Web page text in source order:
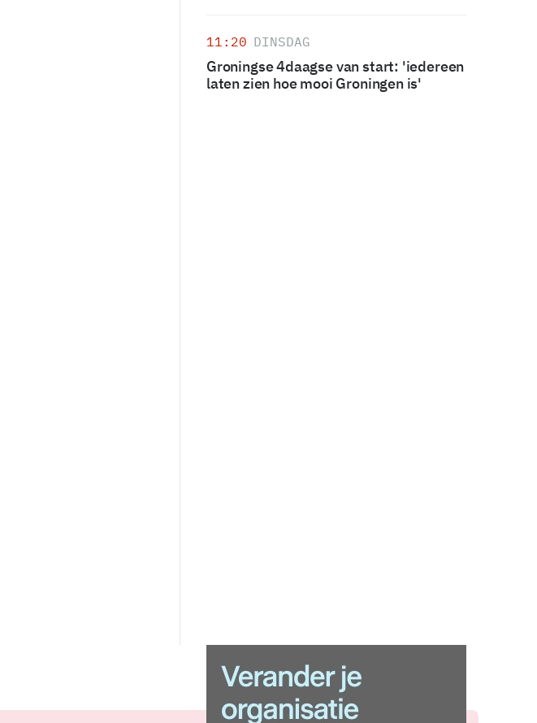
11:20 DINSDAG
Groningse 4daagse van start: 'iedereen
laten zien hoe mooi Groningen is'